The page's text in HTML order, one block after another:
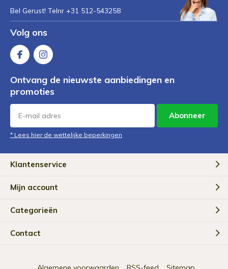
Bel Gerust! Telnr +31 512-543258
Volg ons
Ontvang de nieuwste aanbiedingen en
promoties
Abonneer
* Lees hier de wettelijke beperkingen
Klantenservice
Mijn account
Categorieën
Contact